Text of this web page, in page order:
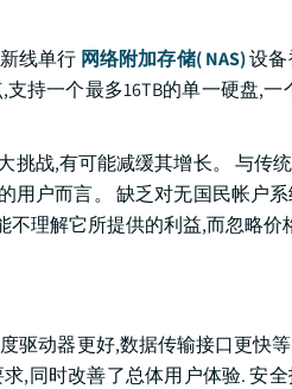
线单行 网络附加存储( NAS)设
持一个最多16TB的单一硬盘,
战,有可能减缓其增长。 与传
用户而言。 缺乏对无国民帐户
理解它所提供的利益,而忽略
驱动器更好,数据传输接口更快
,同时改善了总体用户体验. 安